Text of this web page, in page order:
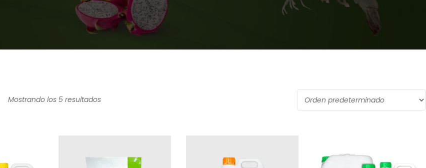
Mostrando los 5 resultados